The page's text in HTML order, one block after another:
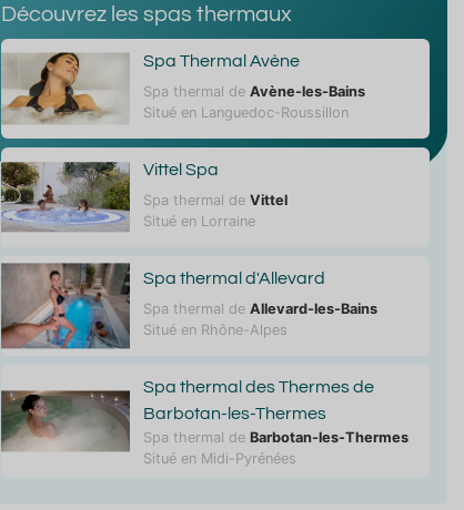
Découvrez les spas thermaux
Spa Thermal Avène
Spa thermal de Avène-les-Bains
Situé en Languedoc-Roussillon
Vittel Spa
Spa thermal de Vittel
Situé en Lorraine
Spa thermal d'Allevard
Spa thermal de Allevard-les-Bains
Situé en Rhône-Alpes
Spa thermal des Thermes de
Barbotan-les-Thermes
Spa thermal de Barbotan-les-Thermes
Situé en Midi-Pyrénées